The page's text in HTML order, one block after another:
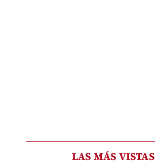
LAS MÁS VISTAS